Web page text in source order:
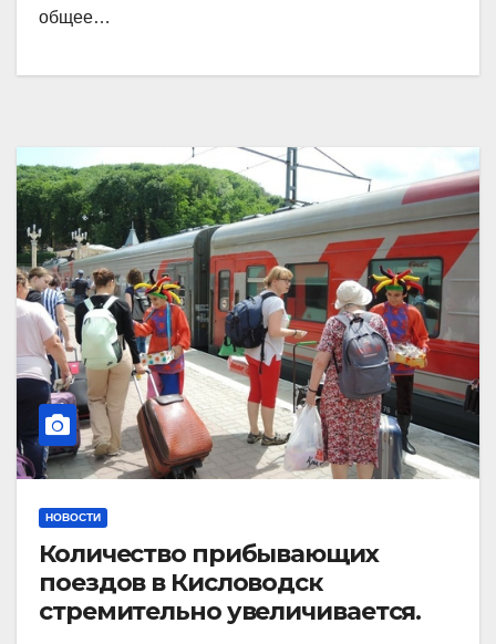
общее…
НОВОСТИ
Количество прибывающих
поездов в Кисловодск
стремительно увеличивается.